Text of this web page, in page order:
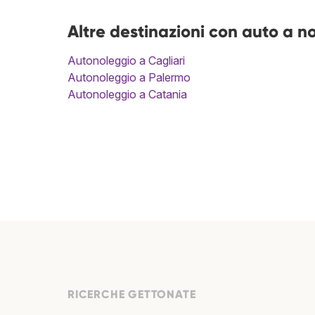
Altre destinazioni con auto a
Autonoleggio a Cagliari
Autonoleggio a Palermo
Autonoleggio a Catania
RICERCHE GETTONATE